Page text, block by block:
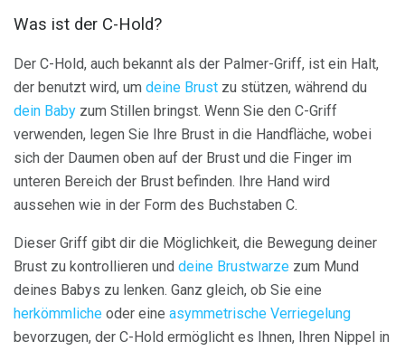
Was ist der C-Hold?
Der C-Hold, auch bekannt als der Palmer-Griff, ist ein Halt,
der benutzt wird, um deine Brust zu stützen, während du
dein Baby zum Stillen bringst. Wenn Sie den C-Griff
verwenden, legen Sie Ihre Brust in die Handfläche, wobei
sich der Daumen oben auf der Brust und die Finger im
unteren Bereich der Brust befinden. Ihre Hand wird
aussehen wie in der Form des Buchstaben C.
Dieser Griff gibt dir die Möglichkeit, die Bewegung deiner
Brust zu kontrollieren und deine Brustwarze zum Mund
deines Babys zu lenken. Ganz gleich, ob Sie eine
herkömmliche oder eine asymmetrische Verriegelung
bevorzugen, der C-Hold ermöglicht es Ihnen, Ihren Nippel in